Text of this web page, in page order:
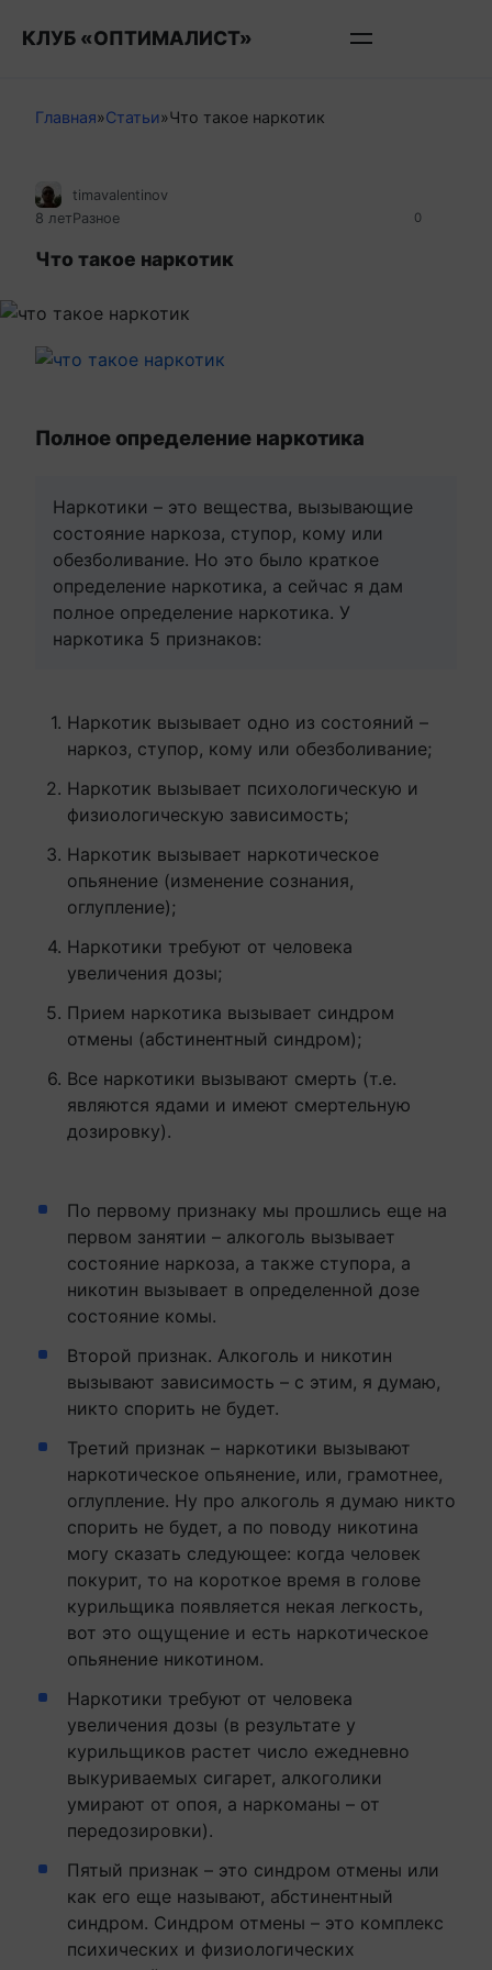
КЛУБ «ОПТИМАЛИСТ»
Главная»Статьи»Что такое наркотик
0
timavalentinov
8 летРазное
Что такое наркотик
Полное определение наркотика
Наркотики – это вещества, вызывающие
состояние наркоза, ступор, кому или
обезболивание. Но это было краткое
определение наркотика, а сейчас я дам
полное определение наркотика. У
наркотика 5 признаков:
Наркотик вызывает одно из состояний –
наркоз, ступор, кому или обезболивание;
Наркотик вызывает психологическую и
физиологическую зависимость;
Наркотик вызывает наркотическое
опьянение (изменение сознания,
оглупление);
Наркотики требуют от человека
увеличения дозы;
Прием наркотика вызывает синдром
отмены (абстинентный синдром);
Все наркотики вызывают смерть (т.е.
являются ядами и имеют смертельную
дозировку).
По первому признаку мы прошлись еще на
первом занятии – алкоголь вызывает
состояние наркоза, а также ступора, а
никотин вызывает в определенной дозе
состояние комы.
Второй признак. Алкоголь и никотин
вызывают зависимость – с этим, я думаю,
никто спорить не будет.
Третий признак – наркотики вызывают
наркотическое опьянение, или, грамотнее,
оглупление. Ну про алкоголь я думаю никто
спорить не будет, а по поводу никотина
могу сказать следующее: когда человек
покурит, то на короткое время в голове
курильщика появляется некая легкость,
вот это ощущение и есть наркотическое
опьянение никотином.
Наркотики требуют от человека
увеличения дозы (в результате у
курильщиков растет число ежедневно
выкуриваемых сигарет, алкоголики
умирают от опоя, а наркоманы – от
передозировки).
Пятый признак – это синдром отмены или
как его еще называют, абстинентный
синдром. Синдром отмены – это комплекс
психических и физиологических